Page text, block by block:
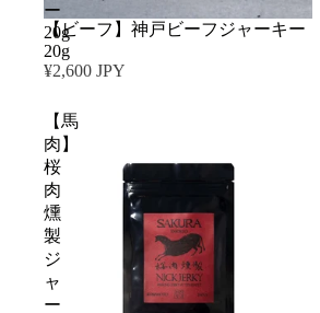
ー
20g
【ビーフ】神戸ビーフジャーキー
20g
¥2,600 JPY
【馬
肉】
桜
肉
燻
製
ジ
ャ
ー